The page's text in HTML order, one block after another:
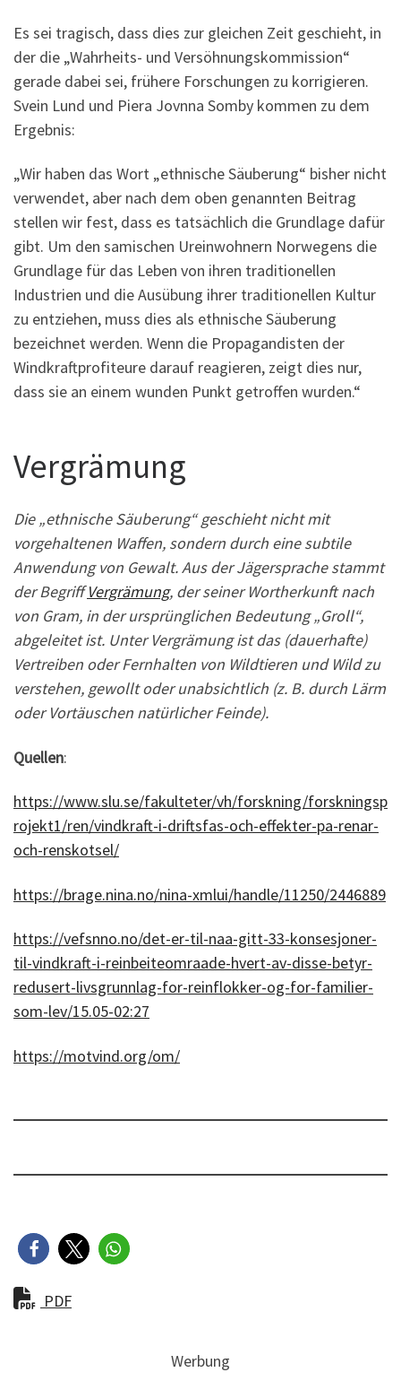
Es sei tragisch, dass dies zur gleichen Zeit geschieht, in
der die „Wahrheits- und Versöhnungskommission“
gerade dabei sei, frühere Forschungen zu korrigieren.
Svein Lund und Piera Jovnna Somby kommen zu dem
Ergebnis:
„Wir haben das Wort „ethnische Säuberung“ bisher nicht
verwendet, aber nach dem oben genannten Beitrag
stellen wir fest, dass es tatsächlich die Grundlage dafür
gibt. Um den samischen Ureinwohnern Norwegens die
Grundlage für das Leben von ihren traditionellen
Industrien und die Ausübung ihrer traditionellen Kultur
zu entziehen, muss dies als ethnische Säuberung
bezeichnet werden. Wenn die Propagandisten der
Windkraftprofiteure darauf reagieren, zeigt dies nur,
dass sie an einem wunden Punkt getroffen wurden.“
Vergrämung
Die „ethnische Säuberung“ geschieht nicht mit
vorgehaltenen Waffen, sondern durch eine subtile
Anwendung von Gewalt. Aus der Jägersprache stammt
der BegriffVergrämung, der seiner Wortherkunft nach
von Gram, in der ursprünglichen Bedeutung „Groll“,
abgeleitet ist. Unter Vergrämung ist das (dauerhafte)
Vertreiben oder Fernhalten von Wildtieren und Wild zu
verstehen, gewollt oder unabsichtlich (z. B. durch Lärm
oderVortäuschen natürlicher Feinde).
Quellen:
https://www.slu.se/fakulteter/vh/forskning/forskningsp
rojekt1/ren/vindkraft-i-driftsfas-och-effekter-pa-renar-
och-renskotsel/
https://brage.nina.no/nina-xmlui/handle/11250/2446889
https://vefsnno.no/det-er-til-naa-gitt-33-konsesjoner-
til-vindkraft-i-reinbeiteomraade-hvert-av-disse-betyr-
redusert-livsgrunnlag-for-reinflokker-og-for-familier-
som-lev/15.05-02:27
https://motvind.org/om/
PDF
Werbung